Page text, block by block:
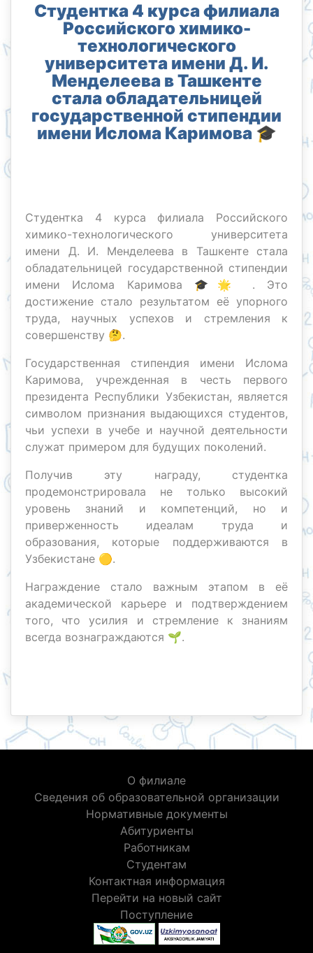
Студентка 4 курса филиала
Российского химико-
технологического
университета имени Д. И.
Менделеева в Ташкенте
стала обладательницей
государственной стипендии
имени Ислома Каримова 🎓
Студентка 4 курса филиала Российского
химико-технологического университета
имени Д. И. Менделеева в Ташкенте стала
обладательницей государственной стипендии
имени Ислома Каримова 🎓🌟 . Это
достижение стало результатом её упорного
труда, научных успехов и стремления к
совершенству 🤔.
Государственная стипендия имени Ислома
Каримова, учрежденная в честь первого
президента Республики Узбекистан, является
символом признания выдающихся студентов,
чьи успехи в учебе и научной деятельности
служат примером для будущих поколений.
Получив эту награду, студентка
продемонстрировала не только высокий
уровень знаний и компетенций, но и
приверженность идеалам труда и
образования, которые поддерживаются в
Узбекистане 🟡.
Награждение стало важным этапом в её
академической карьере и подтверждением
того, что усилия и стремление к знаниям
всегда вознаграждаются 🌱.
О филиале
Сведения об образовательной организации
Нормативные документы
Абитуриенты
Работникам
Студентам
Контактная информация
Перейти на новый сайт
Поступление